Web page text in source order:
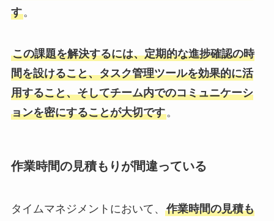
す。
この課題を解決するには、定期的な進捗確認の時
間を設けること、タスク管理ツールを効果的に活
用すること、そしてチーム内でのコミュニケーシ
ョンを密にすることが大切です。
作業時間の見積もりが間違っている
タイムマネジメントにおいて、 作業時間の見積も